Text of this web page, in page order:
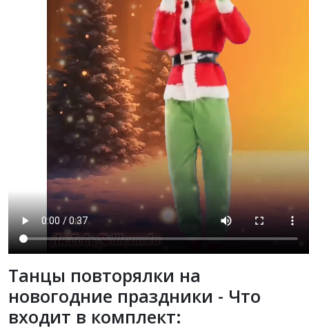
Танцы повторялки на
новогодние праздники - Что
входит в комплект: